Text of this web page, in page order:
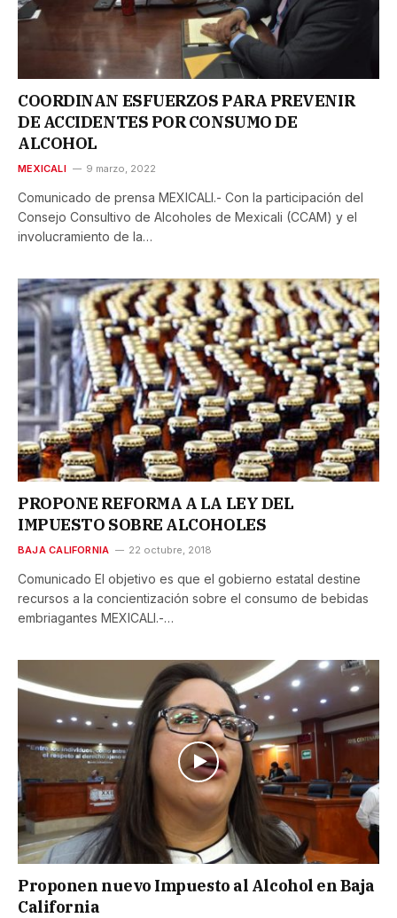
COORDINAN ESFUERZOS PARA PREVENIR
DE ACCIDENTES POR CONSUMO DE
ALCOHOL
MEXICALI 9 marzo, 2022
Comunicado de prensa MEXICALI.- Con la participación del
Consejo Consultivo de Alcoholes de Mexicali (CCAM) y el
involucramiento de la…
PROPONE REFORMA A LA LEY DEL
IMPUESTO SOBRE ALCOHOLES
BAJA CALIFORNIA 22 octubre, 2018
Comunicado El objetivo es que el gobierno estatal destine
recursos a la concientización sobre el consumo de bebidas
embriagantes MEXICALI.-…
Proponen nuevo Impuesto al Alcohol en Baja
California